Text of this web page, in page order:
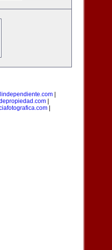
|
|
|